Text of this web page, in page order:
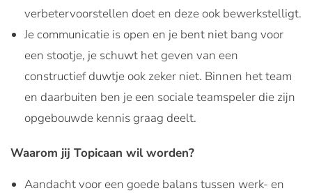
verbetervoorstellen doet en deze ook bewerkstelligt.
Je communicatie is open en je bent niet bang voor
een stootje, je schuwt het geven van een
constructief duwtje ook zeker niet. Binnen het team
en daarbuiten ben je een sociale teamspeler die zijn
opgebouwde kennis graag deelt.
Waarom jij Topicaan wil worden?
Aandacht voor een goede balans tussen werk- en